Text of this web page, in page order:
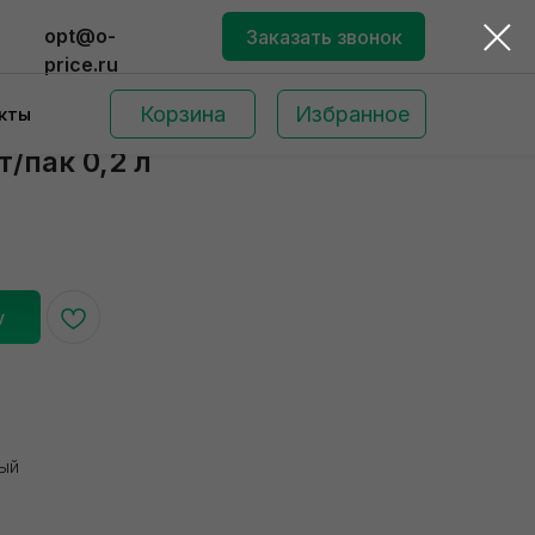
opt@o-
price.ru
Заказать звонок
Корзина Избранное
пак 0,2 л